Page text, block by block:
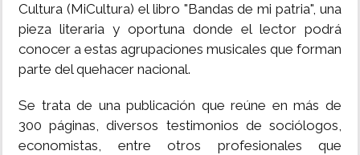
Cultura (MiCultura) el libro "Bandas de mi patria", una
pieza literaria y oportuna donde el lector podrá
conocer a estas agrupaciones musicales que forman
parte del quehacer nacional.
Se trata de una publicación que reúne en más de
300 páginas, diversos testimonios de sociólogos,
economistas, entre otros profesionales que